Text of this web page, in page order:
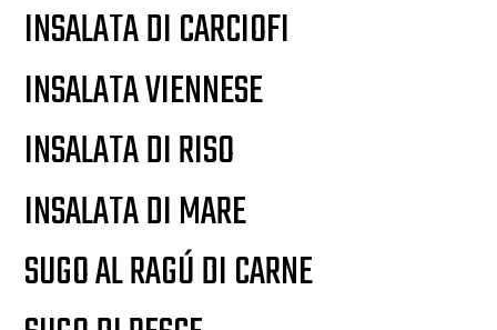
INSALATA DI CARCIOFI
INSALATA VIENNESE
INSALATA DI RISO
INSALATA DI MARE
SUGO AL RAGÚ DI CARNE